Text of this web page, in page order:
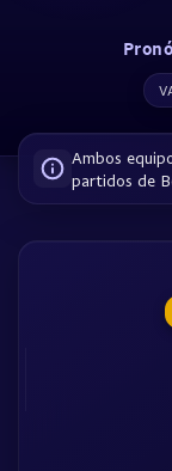
Ambos
partidos de